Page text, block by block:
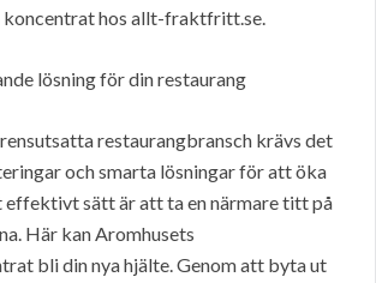
koncentrat hos allt-fraktfritt.se.
lösning för din restaurang
restaurangbransch krävs det
och smarta lösningar för att öka
effektivt sätt är att ta en närmare titt på
Här kan Aromhusets
bli din nya hjälte. Genom att byta ut